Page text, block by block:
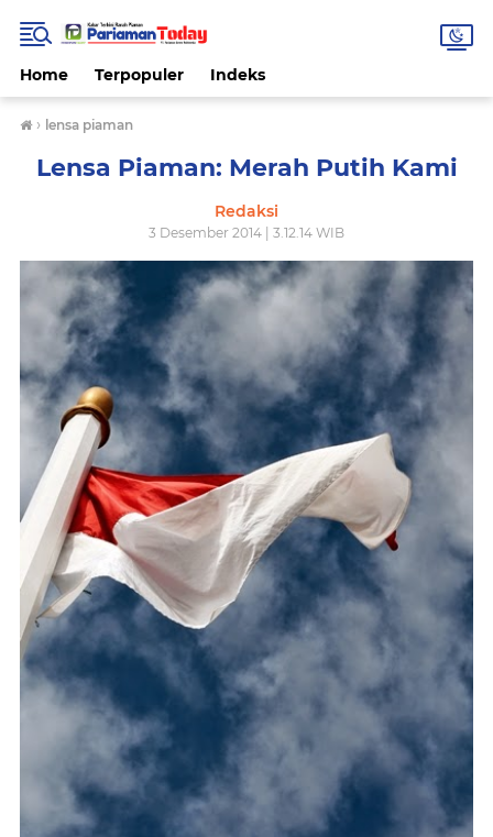
Home Terpopuler Indeks
› lensa piaman
Lensa Piaman: Merah Putih Kami
Redaksi
3 Desember 2014 | 3.12.14 WIB